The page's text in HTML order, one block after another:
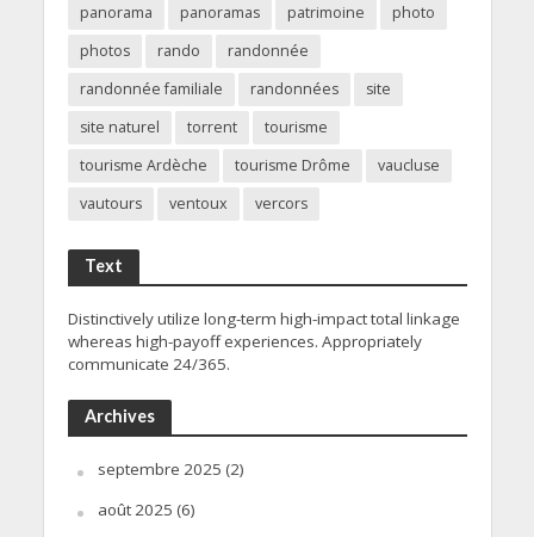
panorama
panoramas patrimoine
photo
photos
rando
randonnée
randonnée familiale
randonnées
site
site naturel
torrent
tourisme
tourisme Ardèche
tourisme Drôme
vaucluse
vautours
ventoux vercors
Text
Distinctively utilize long-term high-impact total linkage
whereas high-payoff experiences. Appropriately
communicate 24/365.
Archives
septembre 2025 (2)
août 2025 (6)